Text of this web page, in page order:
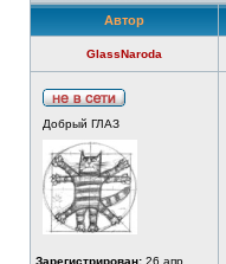
Автор
GlassNaroda
Добрый ГЛАЗ
Зарегистрирован: 26 апр